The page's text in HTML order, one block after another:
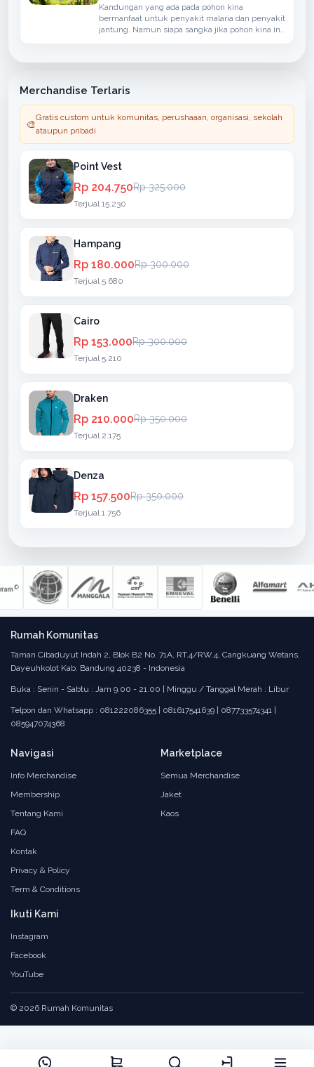
Kandungan yang ada pada pohon kina
bermanfaat untuk penyakit malaria dan penyakit
jantung. Namun siapa sangka jika pohon kina ini
Merchandise Terlaris
🎨
Gratis custom untuk komunitas, perushaaan, organisasi, sekolah
ataupun pribadi
Point Vest
Rp 204.750Rp 325.000
Terjual 15.230
Hampang
Rp 180.000Rp 300.000
Terjual 5.680
Cairo
Rp 153.000Rp 300.000
Terjual 5.210
Draken
Rp 210.000Rp 350.000
Terjual 2.175
Denza
Rp 157.500Rp 350.000
Terjual 1.756
Rumah Komunitas
Taman Cibaduyut Indah 2, Blok B2 No. 71A, RT.4/RW.4, Cangkuang Wetans,
Dayeuhkolot Kab. Bandung 40238 - Indonesia
Buka : Senin - Sabtu : Jam 9.00 - 21.00 | Minggu / Tanggal Merah : Libur
Telpon dan Whatsapp : 081222086355 | 081617541639 | 087733574341 |
085947074368
Navigasi
Info Merchandise
Membership
Tentang Kami
FAQ
Kontak
Privacy & Policy
Term & Conditions
Marketplace
Semua Merchandise
Jaket
Kaos
Ikuti Kami
Instagram
Facebook
YouTube
© 2026 Rumah Komunitas